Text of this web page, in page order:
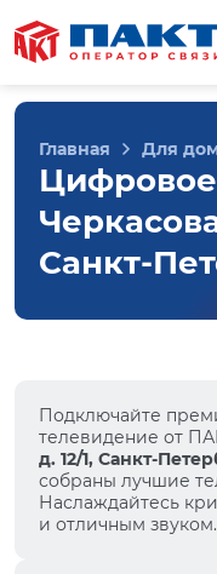
Главная Для
Санкт-
Подключайте
телевидение от
д. 12/1, Санкт-
собраны лучшие
Наслаждайтесь
и отличным звуком.